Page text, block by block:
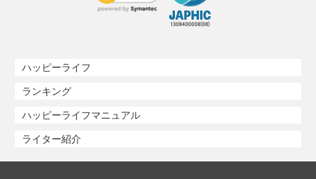
ハッピーライフ
ランキング
ハッピーライフマニュアル
ライター紹介